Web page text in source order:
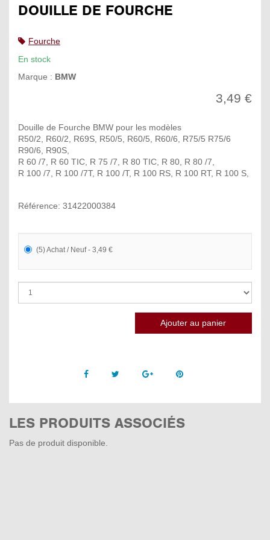
DOUILLE DE FOURCHE
Fourche
En stock
Marque : BMW
3,49 €
Douille de Fourche BMW pour les modèles
R50/2, R60/2, R69S, R50/5, R60/5, R60/6, R75/5 R75/6
R90/6, R90S,
R 60 /7, R 60 TIC, R 75 /7, R 80 TIC, R 80, R 80 /7,
R 100 /7, R 100 /7T, R 100 /T, R 100 RS, R 100 RT, R 100 S,
Référence: 31422000384
(5) Achat / Neuf - 3,49 €
Facebook Twitter Google +Pinterest
LES PRODUITS ASSOCIÉS
Pas de produit disponible.